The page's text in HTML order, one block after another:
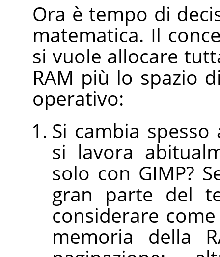
Ora è tempo di
matematica. Il
si vuole allocare
RAM più lo spazio
operativo:
Si cambia
si lavora
solo con GIMP?
gran parte del
considerare
memoria della